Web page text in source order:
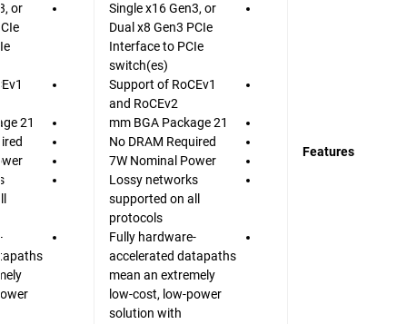
Features
Single x16 Gen3, or
Dual x8 Gen3 PCIe
Interface to PCIe
switch(es)
Support of RoCEv1
and RoCEv2
21 mm BGA Package
No DRAM Required
7W Nominal Power
Lossy networks
supported on all
protocols
Fully hardware-
accelerated datapaths
mean an extremely
low-cost, low-power
solution with
or
21 mm BGA Package